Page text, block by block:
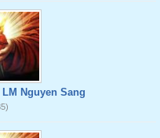
Nguyen Sang